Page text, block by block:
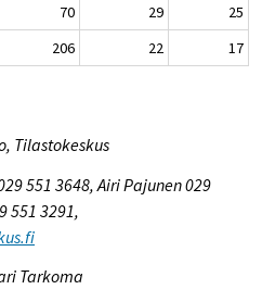
70 29
25
206 22 17
Tilastokeskus
551 3648, Airi Pajunen 029
551 3291,
Tarkoma